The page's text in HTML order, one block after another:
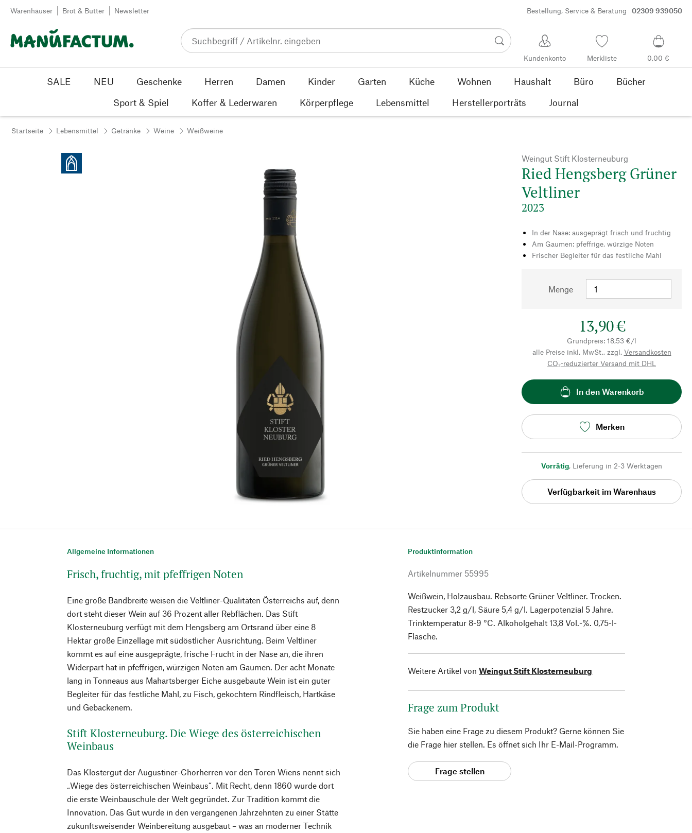
Zum Inhalt springen
Warenhäuser Brot & Butter Newsletter Bestellung, Service & Beratung 02309 939050
Kundenkonto Merkliste 0,00 €
SALE NEU Geschenke Herren Damen Kinder Garten Küche Wohnen Haushalt Büro
Bücher
Sport & Spiel
Koffer & Lederwaren Körperpflege Lebensmittel Herstellerporträts Journal
Startseite Lebensmittel Getränke Weine Weißweine
Weingut Stift Klosterneuburg
Ried Hengsberg Grüner
Veltliner
2023
In der Nase: ausgeprägt frisch und fruchtig
Am Gaumen: pfeffrige, würzige Noten
Frischer Begleiter für das festliche Mahl
Menge
13,90 €
Grundpreis: 18,53 €/l
alle Preise inkl. MwSt., zzgl. Versandkosten
CO₂-reduzierter Versand mit DHL
In den Warenkorb
Merken
Vorrätig, Lieferung in 2-3 Werktagen
Verfügbarkeit im Warenhaus
Allgemeine Informationen
Frisch, fruchtig, mit pfeffrigen Noten
Eine große Bandbreite weisen die Veltliner-Qualitäten Österreichs auf, denn
dort steht dieser Wein auf 36 Prozent aller Rebflächen. Das Stift
Klosterneuburg verfügt mit dem Hengsberg am Ortsrand über eine 8
Hektar große Einzellage mit südöstlicher Ausrichtung. Beim Veltliner
kommt es auf eine ausgeprägte, frische Frucht in der Nase an, die ihren
Widerpart hat in pfeffrigen, würzigen Noten am Gaumen. Der acht Monate
lang in Tonneaus aus Mahartsberger Eiche ausgebaute Wein ist ein guter
Begleiter für das festliche Mahl, zu Fisch, gekochtem Rindfleisch, Hartkäse
und Gebackenem.
Stift Klosterneuburg. Die Wiege des österreichischen
Weinbaus
Das Klostergut der Augustiner-Chorherren vor den Toren Wiens nennt sich
„Wiege des österreichischen Weinbaus“. Mit Recht, denn 1860 wurde dort
die erste Weinbauschule der Welt gegründet. Zur Tradition kommt die
Innovation. Das Gut wurde in den vergangenen Jahrzehnten zu einer Stätte
zukunftsweisender Weinbereitung ausgebaut – was an moderner Technik
Produktinformation
Artikelnummer 55995
Weißwein, Holzausbau. Rebsorte Grüner Veltliner. Trocken.
Restzucker 3,2 g/l, Säure 5,4 g/l. Lagerpotenzial 5 Jahre.
Trinktemperatur 8-9 °C. Alkoholgehalt 13,8 Vol.-%. 0,75-l-
Flasche.
Weitere Artikel von Weingut Stift Klosterneuburg
Frage zum Produkt
Sie haben eine Frage zu diesem Produkt? Gerne können Sie
die Frage hier stellen. Es öffnet sich Ihr E-Mail-Programm.
Frage stellen